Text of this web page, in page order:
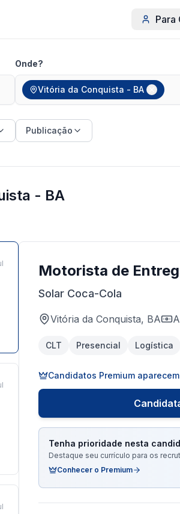
Para
Onde?
Vitória da Conquista - BA
Publicação
- BA
Motorista de
Solar Coca-Cola
Vitória da Conquista, BA
CLT Presencial Logística
Candidatos Premium
Tenha prioridade nesta
Destaque seu currículo para os
Conhecer o Premium